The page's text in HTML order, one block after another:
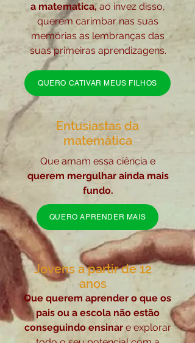
a matematica, ao invez disso,
querem carimbar nas suas
memórias as lembranças das
suas primeiras aprendizagens.
QUERO CATIVAR MEUS FILHOS
Entusiastas da
matemática
Que amam essa ciência e
querem mergulhar ainda mais
fundo.
QUERO APRENDER MAIS
Jovens a partir de 12
anos
Que querem aprender o que os
pais ou a escola não estão
conseguindo ensinare explorar